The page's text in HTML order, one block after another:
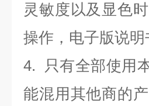
灵敏度以及显色
操作，电子版说明
4. 只有全部使用
能混用其他商的